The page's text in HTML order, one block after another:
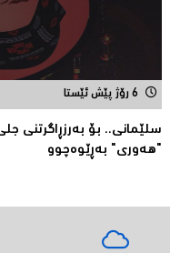
6 رۆژ پێش ئێستا
سلێمانی.. بۆ بەرزڕاگرتنی
"هەوری" بەڕێوەچوو